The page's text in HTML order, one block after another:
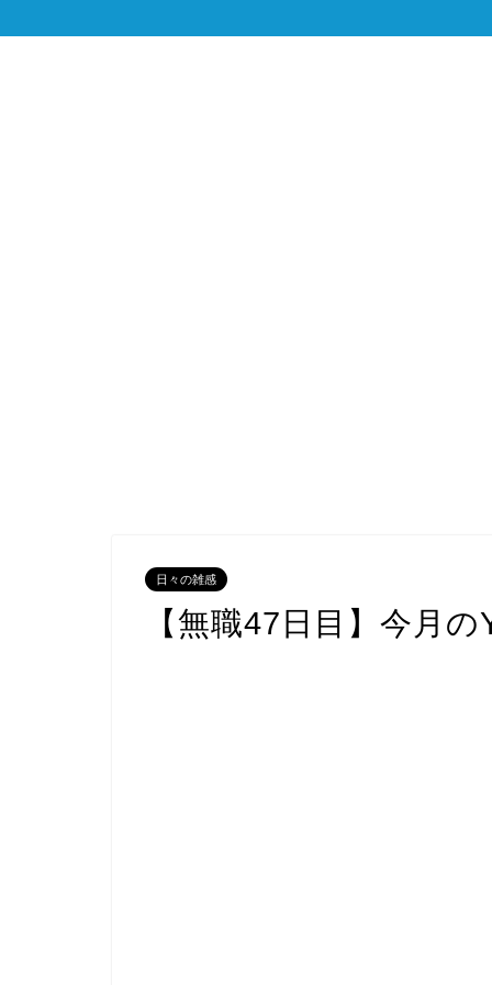
日々の雑感
【無職47日目】今月